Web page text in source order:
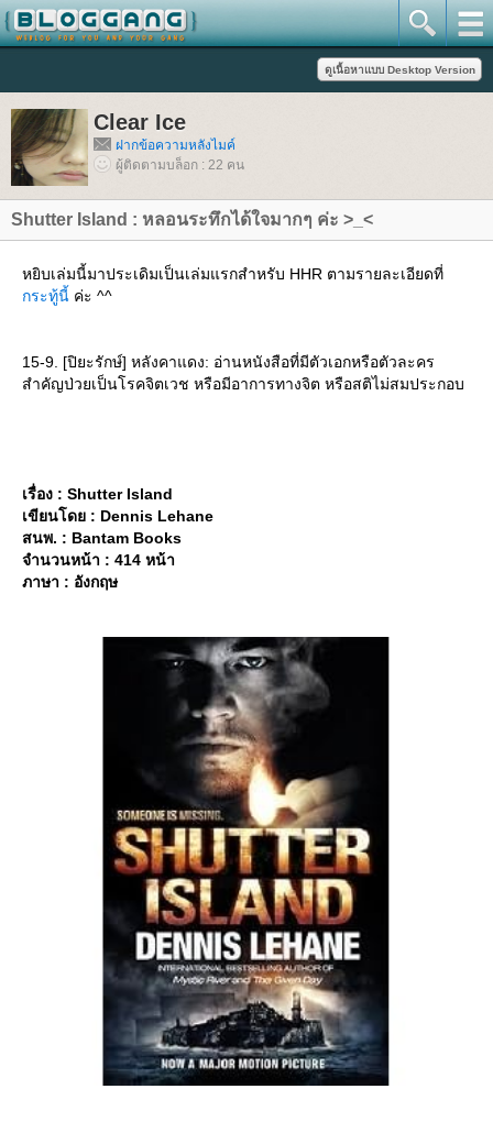
Clear Ice
ฝากข้อความหลังไมค์
ผู้ติดตามบล็อก : 22 คน
Shutter Island : หลอนระทึกได้ใจมากๆ ค่ะ >_<
หยิบเล่มนี้มาประเดิมเป็นเล่มแรกสำหรับ HHR ตามรายละเอียดที่
กระทู้นี้ ค่ะ ^^
15-9. [ปิยะรักษ์] หลังคาแดง: อ่านหนังสือที่มีตัวเอกหรือตัวละคร
สำคัญป่วยเป็นโรคจิตเวช หรือมีอาการทางจิต หรือสติไม่สมประกอบ
เรื่อง : Shutter Island
เขียนโดย : Dennis Lehane
สนพ. : Bantam Books
จำนวนหน้า : 414 หน้า
ภาษา : อังกฤษ